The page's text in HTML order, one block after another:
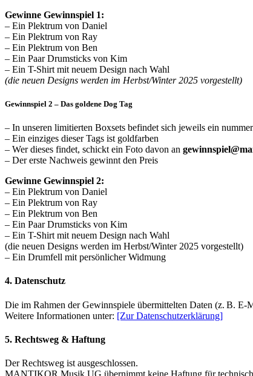
Gewinne Gewinnspiel 1:
– Ein Plektrum von Daniel
– Ein Plektrum von Ray
– Ein Plektrum von Ben
– Ein Paar Drumsticks von Kim
– Ein T-Shirt mit neuem Design nach Wahl
(die neuen Designs werden im Herbst/Winter 2025 vorgestellt)
Gewinnspiel 2 – Das goldene Dog Tag
– In unseren limitierten Boxsets befindet sich jeweils ein
– Ein einziges dieser Tags ist goldfarben
– Wer dieses findet, schickt ein Foto davon an
– Der erste Nachweis gewinnt den Preis
Gewinne Gewinnspiel 2:
– Ein Plektrum von Daniel
– Ein Plektrum von Ray
– Ein Plektrum von Ben
– Ein Paar Drumsticks von Kim
– Ein T-Shirt mit neuem Design nach Wahl
(die neuen Designs werden im Herbst/Winter 2025 vorgestellt)
– Ein Drumfell mit persönlicher Widmung
4. Datenschutz
Die im Rahmen der Gewinnspiele übermittelten Daten (z. B.
Weitere Informationen unter: [Zur Datenschutzerklärung]
5. Rechtsweg & Haftung
Der Rechtsweg ist ausgeschlossen.